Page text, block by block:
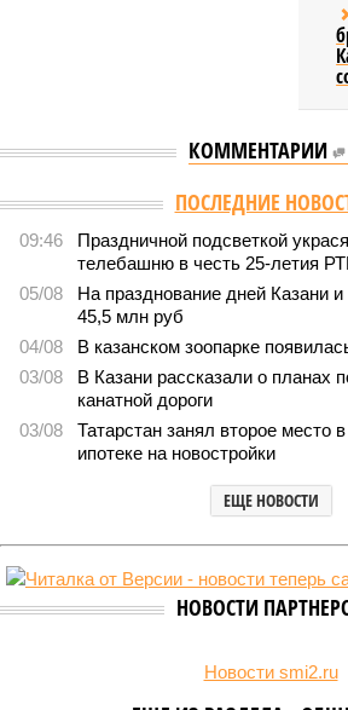
КОММЕНТАРИИ
ПОСЛЕДНИЕ
09:46
Праздничной подсветкой
телебашню в честь 25-летия
05/08
На празднование дней Казани
45,5 млн руб
04/08
В казанском зоопарке
03/08
В Казани рассказали о планах
канатной дороги
03/08
Татарстан занял второе место
ипотеке на новостройки
ЕЩЕ НОВОСТИ
НОВОСТИ
Новости smi2.ru